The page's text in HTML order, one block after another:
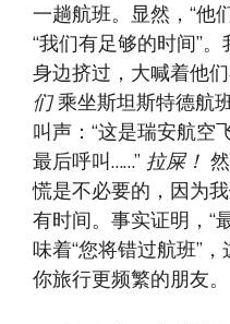
一趟航班。显然，“他
“我们有足够的时间”
身边挤过，大喊着他
们乘坐斯坦斯特德航
叫声：“这是瑞安航空
最后呼叫……” 拉屎！
慌是不必要的，因为
有时间。事实证明，“
味着“您将错过航班”
你旅行更频繁的朋友。